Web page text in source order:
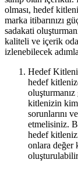
olması, hedef
marka itibarınızı
sadakati
kaliteli ve içerik
izlenebilecek
Hedef
hedef
kitlenizin kim
sorunlarını
etmelisiniz.
hedef
onlara değer